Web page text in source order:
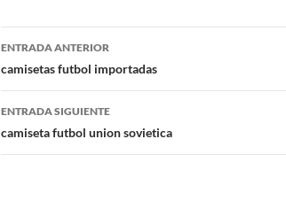
Navegación
de
entradas
ENTRADA ANTERIOR
camisetas futbol importadas
ENTRADA SIGUIENTE
camiseta futbol union sovietica